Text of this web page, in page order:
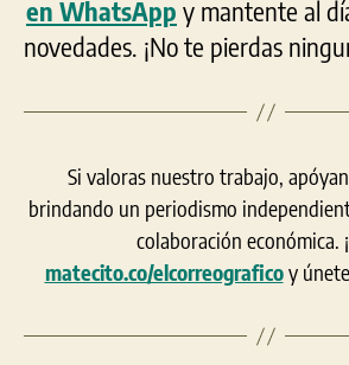
en WhatsApp y mantente al
novedades. ¡No te pierdas
Si valoras nuestro trabajo,
brindando un periodismo
colaboración económica.
matecito.co/elcorreograficoy